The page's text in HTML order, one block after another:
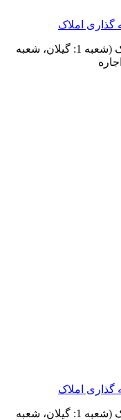
کاسپی لند برند معتبر سرمایه گذاری املاک (شعبه 1: گیلان، شعبه
کاسپی لند برند معتبر سرمایه گذاری املاک (شعبه 1: گیلان، شعبه